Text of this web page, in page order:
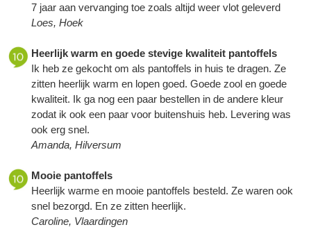
7 jaar aan vervanging toe zoals altijd weer vlot geleverd
Loes, Hoek
Heerlijk warm en goede stevige kwaliteit pantoffels
Ik heb ze gekocht om als pantoffels in huis te dragen. Ze
zitten heerlijk warm en lopen goed. Goede zool en goede
kwaliteit. Ik ga nog een paar bestellen in de andere kleur
zodat ik ook een paar voor buitenshuis heb. Levering was
ook erg snel.
Amanda, Hilversum
Mooie pantoffels
Heerlijk warme en mooie pantoffels besteld. Ze waren ook
snel bezorgd. En ze zitten heerlijk.
Caroline, Vlaardingen